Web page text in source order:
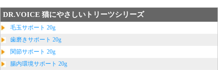
DR.VOICE 猫にやさしいトリーツシリーズ
毛玉サポート 20g
歯磨きサポート 20g
関節サポート 20g
腸内環境サポート 20g